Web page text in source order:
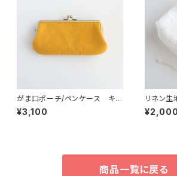
がま口ポーチ/ペンケース キャ
ンバス イエロー
¥3,100
リネン生
のある
ドット柄
¥2,000
商品一覧に戻る